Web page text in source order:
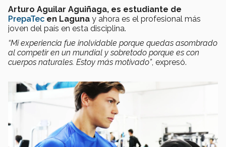
Arturo Aguilar Aguiñaga, es estudiante de
PrepaTec en Laguna y ahora es el profesional más
joven del país en esta disciplina.
“Mi experiencia fue inolvidable porque quedas asombrado
al competir en un mundial y sobretodo porque es con
cuerpos naturales. Estoy más motivado”, expresó.